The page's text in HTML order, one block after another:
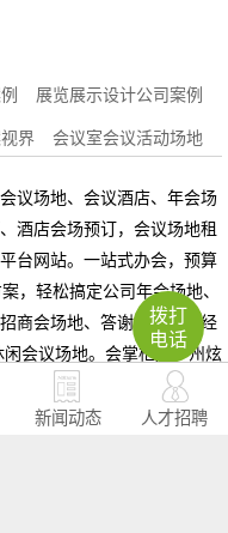
展览展示设计公司案例
界 会议室会议活动场地
议场地、会议酒店、年会场
酒店会场预订，会议场地租
台网站。一站式办会，预算
，轻松搞定公司年会场地、
商会场地、答谢会场地、经
会议场地。会掌柜是广州炫
新闻动态 人才招聘
拨打
电话